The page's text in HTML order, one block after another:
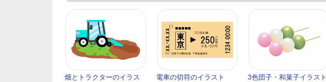
畑とトラクターのイラス
電車の切符のイラスト
3色団子・和菓子イラスト